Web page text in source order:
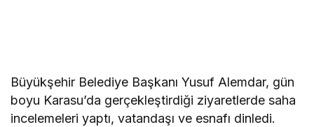
Büyükşehir Belediye Başkanı Yusuf Alemdar, gün
boyu Karasu’da gerçekleştirdiği ziyaretlerde saha
incelemeleri yaptı, vatandaşı ve esnafı dinledi.